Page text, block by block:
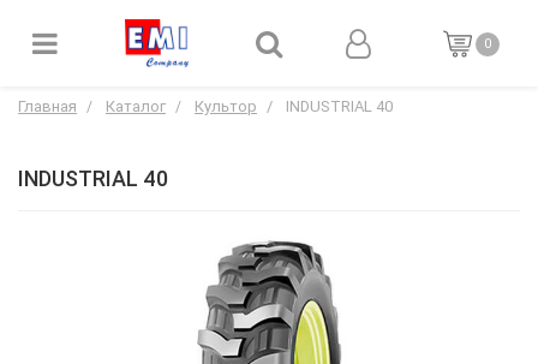
0
Главная Каталог Культор INDUSTRIAL 40
INDUSTRIAL 40